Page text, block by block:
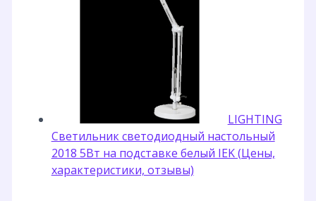
LIGHTING
Светильник светодиодный настольный
2018 5Вт на подставке белый IEK (Цены,
характеристики, отзывы)